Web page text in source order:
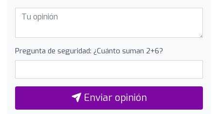
Pregunta de seguridad: ¿Cuánto suman 2+6?
Enviar opinión